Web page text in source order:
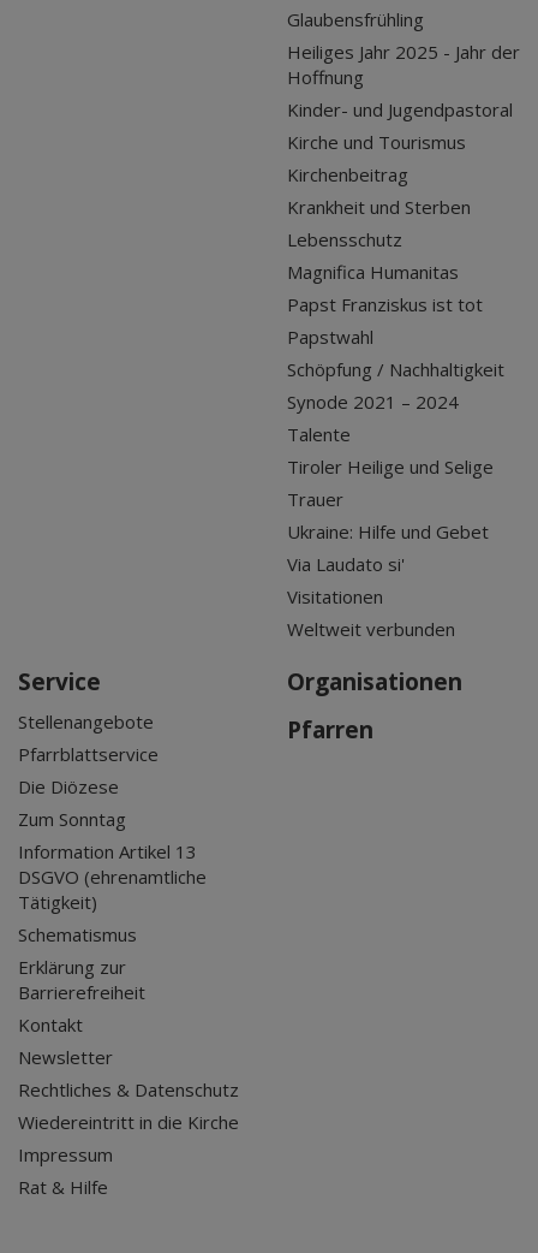
Glaubensfrühling
Heiliges Jahr 2025 - Jahr der
Hoffnung
Kinder- und Jugendpastoral
Kirche und Tourismus
Kirchenbeitrag
Krankheit und Sterben
Lebensschutz
Magnifica Humanitas
Papst Franziskus ist tot
Papstwahl
Schöpfung / Nachhaltigkeit
Synode 2021 – 2024
Talente
Tiroler Heilige und Selige
Trauer
Ukraine: Hilfe und Gebet
Via Laudato si'
Visitationen
Weltweit verbunden
Service
Stellenangebote
Pfarrblattservice
Die Diözese
Zum Sonntag
Information Artikel 13
DSGVO (ehrenamtliche
Tätigkeit)
Schematismus
Erklärung zur
Barrierefreiheit
Kontakt
Newsletter
Rechtliches & Datenschutz
Wiedereintritt in die Kirche
Impressum
Rat & Hilfe
Organisationen
Pfarren